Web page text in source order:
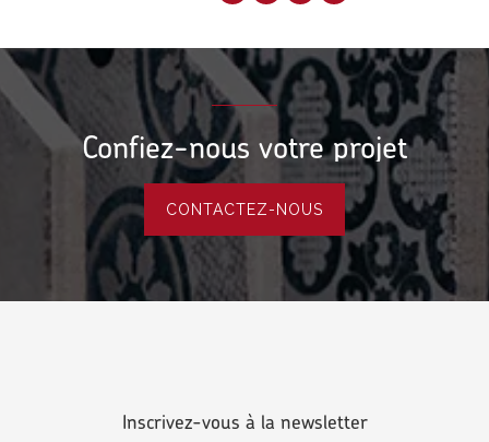
Confiez-nous votre projet
CONTACTEZ-NOUS
Inscrivez-vous à la newsletter